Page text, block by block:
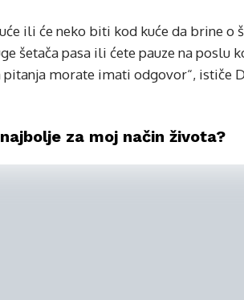
ili će neko biti kod kuće da brine o
šetača pasa ili ćete pauze na poslu
pitanja morate imati odgovor“, ističe
za moj način života?